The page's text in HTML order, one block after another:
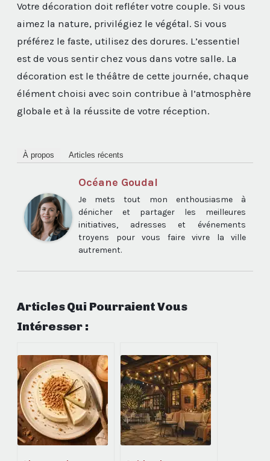
Votre décoration doit refléter votre couple. Si vous
aimez la nature, privilégiez le végétal. Si vous
préférez le faste, utilisez des dorures. L’essentiel
est de vous sentir chez vous dans votre salle. La
décoration est le théâtre de cette journée, chaque
élément choisi avec soin contribue à l’atmosphère
globale et à la réussite de votre réception.
À propos Articles récents
Océane Goudal
Je mets tout mon enthousiasme à
dénicher et partager les meilleures
initiatives, adresses et événements
troyens pour vous faire vivre la ville
autrement.
Articles Qui Pourraient Vous
Intéresser :